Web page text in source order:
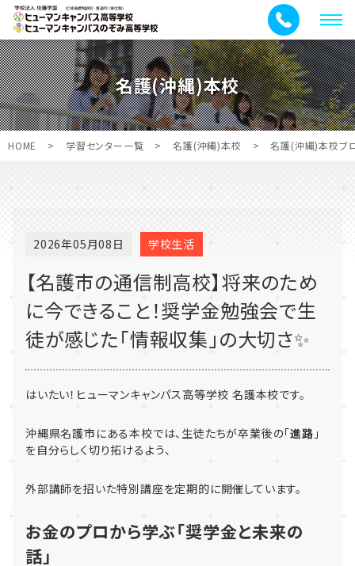
メ
ニ
ュ
ー
名護(沖縄)本校
HOME > 学習センター一覧 > 名護(沖縄)本校 > 名護(沖縄)本校ブ
2026年05月08日 学校生活
【名護市の通信制高校】将来のため
に今できること！奨学金勉強会で生
徒が感じた「情報収集」の大切さ✨
はいたい！ヒューマンキャンパス高等学校 名護本校です。
沖縄県名護市にある本校では、生徒たちが卒業後の「進路 」
を自分らしく切り拓けるよう、
外部講師を招いた特別講座を定期的に開催しています。
お金のプロから学ぶ「奨学金と未来の
話」